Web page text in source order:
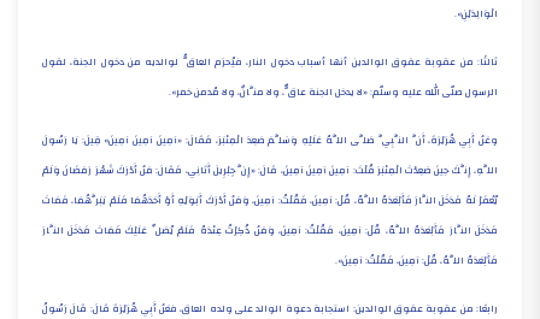
الْوَالِدَيْنِ».
ثالثًا: من عقوبة عقوق الوالدين أنها أسباب دخول النار، فيُحرَم العاقُّ لوالديه من دخول الجنة، لقول
الرسول صلّى الله عليه وسلّم: «لا يدخل الجنة عاقٌّ، ولا منَّانٌ، ولا مُدمن خمر».
وعَنْ أَبِي هُرَيْرَةَ، أَنَّ النَّبِيَّ صَلَّى اللَّهُ عَلَيْهِ وَسَلَّمَ صَعِدَ الْمِنْبَرَ، فَقَالَ: «آمِينَ آمِينَ آمِينَ» قِيلَ: يَا رَسُولَ
اللَّهِ، إِنَّكَ حِينَ صَعِدْتَ الْمِنْبَرَ قُلْتَ: آمِينَ آمِينَ آمِينَ، قَالَ: «إِنَّ جِبْرِيلَ أَتَانِي، فَقَالَ: مَنْ أَدْرَكَ شَهْرَ رَمَضَانَ وَلَمْ
يُغْفَرْ لَهُ فَدَخَلَ النَّارَ فَأَبْعَدَهُ اللَّهُ، قُلْ: آمِينَ، فَقُلْتُ: آمِينَ، وَمَنْ أَدْرَكَ أَبَوَيْهِ أَوْ أَحَدَهُمَا فَلَمْ يَبَرَّهُمَا، فَمَاتَ
فَدَخَلَ النَّارَ فَأَبْعَدَهُ اللَّهُ، قُلْ: آمِينَ، فَقُلْتُ: آمِينَ، وَمَنْ ذُكِرْتُ عِنْدَهُ فَلَمْ يُصَلِّ عَلَيْكَ فَمَاتَ فَدَخَلَ النَّارَ
فَأَبْعَدَهُ اللَّهُ، قُلْ: آمِينَ، فَقُلْتُ: آمِينَ».
رابعًا: من عقوبة عقوق الوالدين: استجابة دعوة الوالد على ولده العاق، فعَنْ أَبِي هُرَيْرَةَ قَالَ: قَالَ رَسُولُ